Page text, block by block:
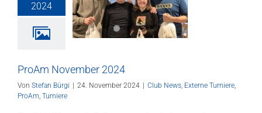
2024
Turniere
ProAm November 2024
Von Stefan Bürgi 24. November 2024 Club News, Externe Turniere,
ProAm, Turniere